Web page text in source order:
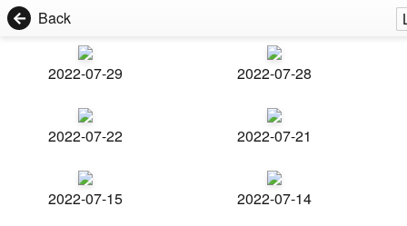
Back
2022-07-29 2022-07-28
2022-07-22 2022-07-21
2022-07-15 2022-07-14